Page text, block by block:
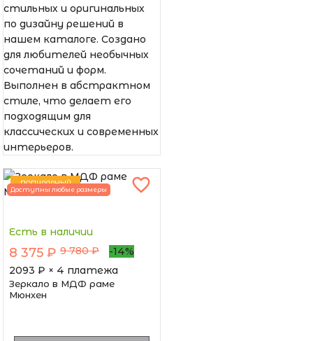
стильных и оригинальных
по дизайну решений в
нашем каталоге. Создано
для любителей необычных
сочетаний и форм.
Выполнен в абстрактном
стиле, что делает его
подходящим для
классических и современных
интерьеров.
ПОПУЛЯРНЫЙ
Доступны любые размеры
Есть в наличии
8 375 ₽ 9 780 ₽
-14%
2093 ₽ × 4 платежа
Зеркало в МДФ раме
Мюнхен